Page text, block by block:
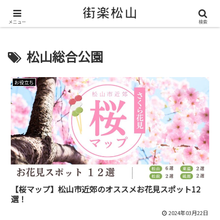
＼ 松山の街を“オモシロク”する地域情報メディア ／
松山総合公園
お役立ち
【桜マップ】松山市近郊のオススメお花見スポット12
選！
2024年03月22日
メニュー 検索